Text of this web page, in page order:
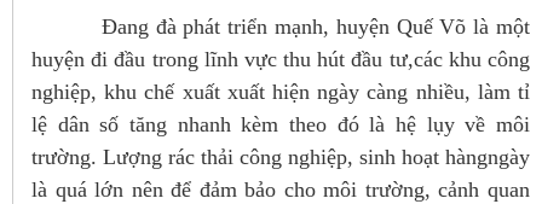
Đang đà phát triển mạnh, huyện Quế Võ là một
huyện đi đầu trong lĩnh vực thu hút đầu tư,các khu công
nghiệp, khu chế xuất xuất hiện ngày càng nhiều, làm tỉ
lệ dân số tăng nhanh kèm theo đó là hệ lụy về môi
trường. Lượng rác thải công nghiệp, sinh hoạt hàngngày
là quá lớn nên để đảm bảo cho môi trường, cảnh quan